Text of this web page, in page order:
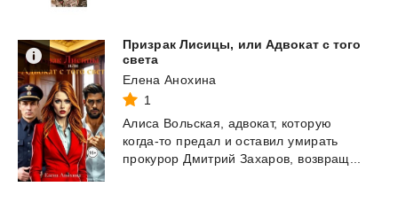
Призрак Лисицы, или Адвокат с того
света
Елена Анохина
1
Алиса Вольская, адвокат, которую
когда-то предал и оставил умирать
прокурор Дмитрий Захаров, возвращ...